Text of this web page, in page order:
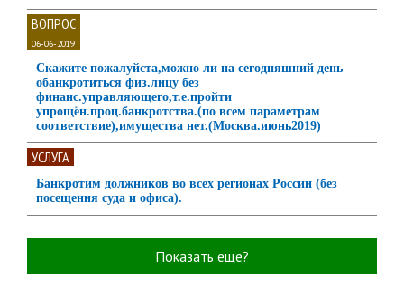
ВОПРОС
06-06-2019
Скажите пожалуйста,можно ли на сегодняшний день
обанкротиться физ.лицу без
финанс.управляющего,т.е.пройти
упрощён.проц.банкротства.(по всем параметрам
соответствие),имущества нет.(Москва.июнь2019)
УСЛУГА
Банкротим должников во всех регионах России (без
посещения суда и офиса).
Показать еще?